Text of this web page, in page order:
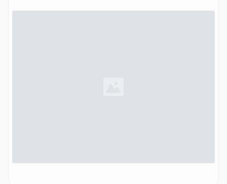
und leistungsstarker Impulsdampf, Silikonmatte,